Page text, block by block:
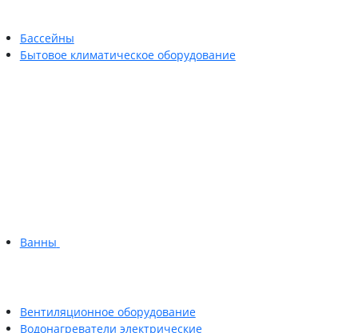
Бассейны
Бытовое климатическое оборудование
Ванны
Вентиляционное оборудование
Водонагреватели электрические